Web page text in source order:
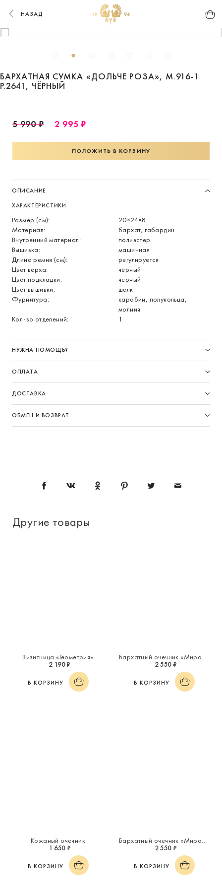
НАЗАД
БАРХАТНАЯ СУМКА «ДОЛЬЧЕ РОЗА», М.916-1
Р.2641, ЧЁРНЫЙ
5 990 ₽ 2 995 ₽
ПОЛОЖИТЬ В КОРЗИНУ
ОПИСАНИЕ
ХАРАКТЕРИСТИКИ
Размер (см):
20×24×8
Материал:
бархат, габардин
Внутренний материал:
полиэстер
Вышивка:
машинная
Длина ремня (см):
регулируется
Цвет верха:
чёрный
Цвет подкладки:
чёрный
Цвет вышивки:
шёлк
Фурнитура:
карабин, полукольца,
молния
Кол-во отделений:
1
НУЖНА ПОМОЩЬ?
ОПЛАТА
ДОСТАВКА
ОБМЕН И ВОЗВРАТ
Другие товары
Визитница «Геометрия»
2 190 ₽
В КОРЗИНУ
Бархатный очечник «Миражи»
2 550 ₽
В КОРЗИНУ
Кожаный очечник
1 650 ₽
В КОРЗИНУ
Бархатный очечник «Миражи»
2 550 ₽
В КОРЗИНУ